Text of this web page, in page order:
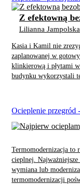
Kasia i Kamil nie
zaplanowanej w
klinkierową i płytami
budynku wykorzystali
Z efektowną
Lilianna Jampolska
Ocieplenie przegród
Termomodernizacja to
cieplnej.
wymiana lub
termomodernizacji